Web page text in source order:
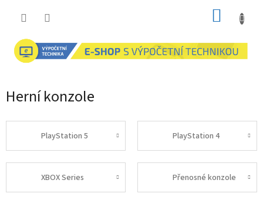
Herní konzole
PlayStation 5 PlayStation 4
XBOX Series Přenosné konzole